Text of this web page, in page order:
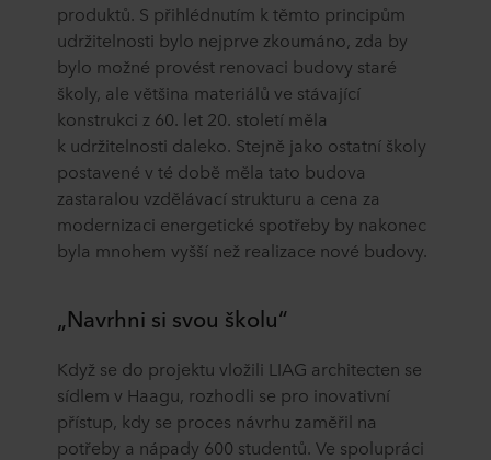
produktů. S přihlédnutím k těmto principům
udržitelnosti bylo nejprve zkoumáno, zda by
bylo možné provést renovaci budovy staré
školy, ale většina materiálů ve stávající
konstrukci z 60. let 20. století měla
k udržitelnosti daleko. Stejně jako ostatní školy
postavené v té době měla tato budova
zastaralou vzdělávací strukturu a cena za
modernizaci energetické spotřeby by nakonec
byla mnohem vyšší než realizace nové budovy.
„Navrhni si svou školu“
Když se do projektu vložili LIAG architecten se
sídlem v Haagu, rozhodli se pro inovativní
přístup, kdy se proces návrhu zaměřil na
potřeby a nápady 600 studentů. Ve spolupráci